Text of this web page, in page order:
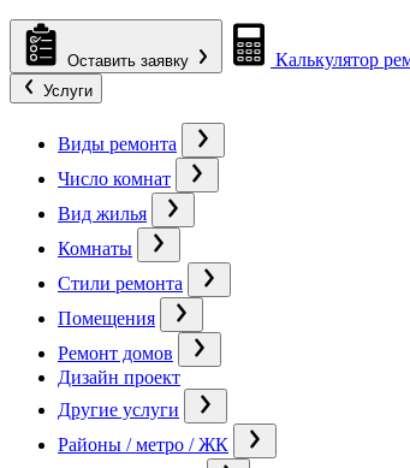
Оставить заявку Калькулятор
Услуги
Виды ремонта
Число комнат
Вид жилья
Комнаты
Стили ремонта
Помещения
Ремонт домов
Дизайн проект
Другие услуги
Районы / метро / ЖК